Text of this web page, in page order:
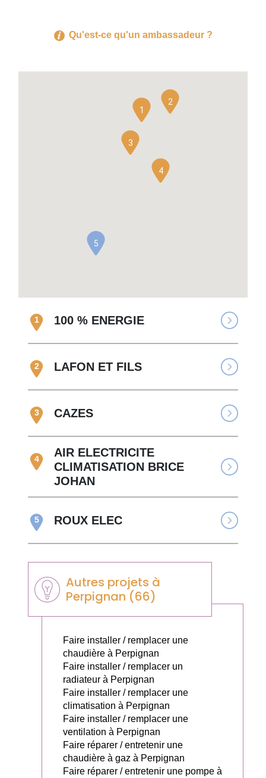
Qu'est-ce qu'un ambassadeur ?
1
2
3
4
5
1 100 % ENERGIE
2 LAFON ET FILS
3 CAZES
4
AIR ELECTRICITE
CLIMATISATION BRICE
JOHAN
5 ROUX ELEC
Autres projets à
Perpignan (66)
Faire installer / remplacer une
chaudière à Perpignan
Faire installer / remplacer un
radiateur à Perpignan
Faire installer / remplacer une
climatisation à Perpignan
Faire installer / remplacer une
ventilation à Perpignan
Faire réparer / entretenir une
chaudière à gaz à Perpignan
Faire réparer / entretenir une pompe à